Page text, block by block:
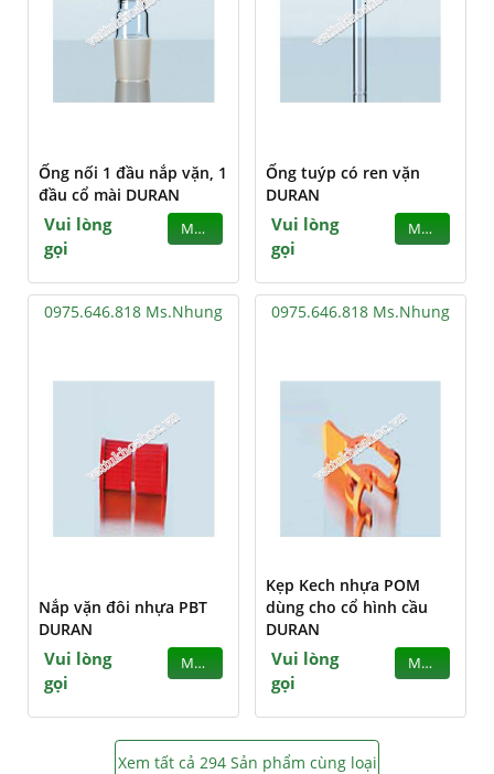
Ống nối 1 đầu nắp vặn, 1
đầu cổ mài DURAN
Vui lòng
gọi
MUA
Ống tuýp có ren vặn
DURAN
Vui lòng
gọi
MUA
0975.646.818 Ms.Nhung
Nắp vặn đôi nhựa PBT
DURAN
Vui lòng
gọi
MUA
0975.646.818 Ms.Nhung
Kẹp Kech nhựa POM
dùng cho cổ hình cầu
DURAN
Vui lòng
gọi
MUA
Xem tất cả 294 Sản phẩm cùng loại